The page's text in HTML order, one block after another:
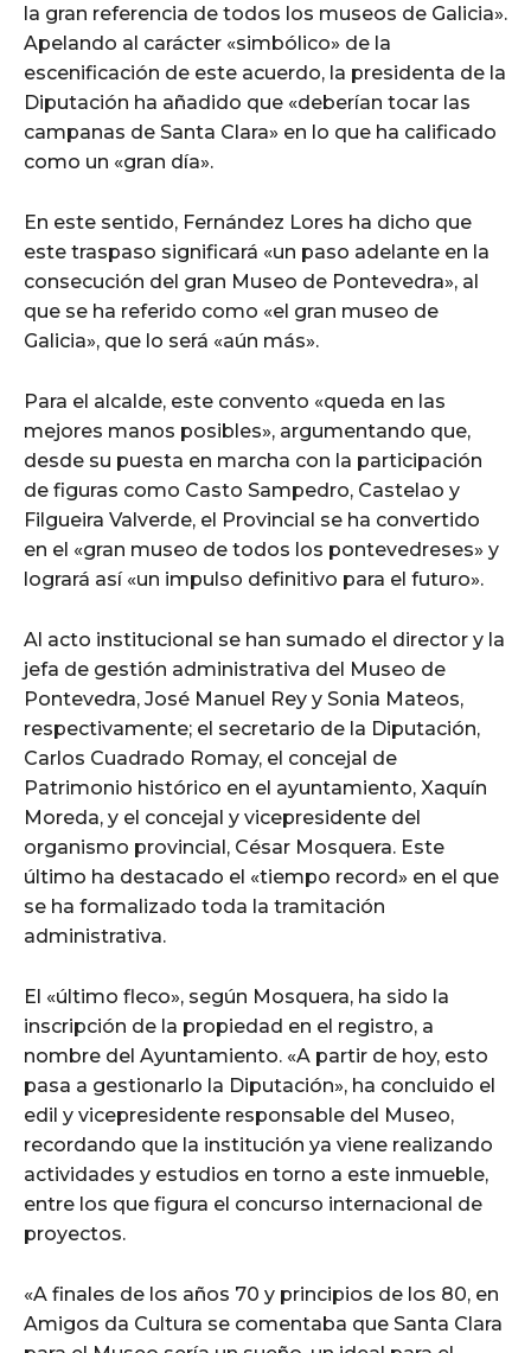
la gran referencia de todos los museos de Galicia».
Apelando al carácter «simbólico» de la
escenificación de este acuerdo, la presidenta de la
Diputación ha añadido que «deberían tocar las
campanas de Santa Clara» en lo que ha calificado
como un «gran día».
En este sentido, Fernández Lores ha dicho que
este traspaso significará «un paso adelante en la
consecución del gran Museo de Pontevedra», al
que se ha referido como «el gran museo de
Galicia», que lo será «aún más».
Para el alcalde, este convento «queda en las
mejores manos posibles», argumentando que,
desde su puesta en marcha con la participación
de figuras como Casto Sampedro, Castelao y
Filgueira Valverde, el Provincial se ha convertido
en el «gran museo de todos los pontevedreses» y
logrará así «un impulso definitivo para el futuro».
Al acto institucional se han sumado el director y la
jefa de gestión administrativa del Museo de
Pontevedra, José Manuel Rey y Sonia Mateos,
respectivamente; el secretario de la Diputación,
Carlos Cuadrado Romay, el concejal de
Patrimonio histórico en el ayuntamiento, Xaquín
Moreda, y el concejal y vicepresidente del
organismo provincial, César Mosquera. Este
último ha destacado el «tiempo record» en el que
se ha formalizado toda la tramitación
administrativa.
El «último fleco», según Mosquera, ha sido la
inscripción de la propiedad en el registro, a
nombre del Ayuntamiento. «A partir de hoy, esto
pasa a gestionarlo la Diputación», ha concluido el
edil y vicepresidente responsable del Museo,
recordando que la institución ya viene realizando
actividades y estudios en torno a este inmueble,
entre los que figura el concurso internacional de
proyectos.
«A finales de los años 70 y principios de los 80, en
Amigos da Cultura se comentaba que Santa Clara